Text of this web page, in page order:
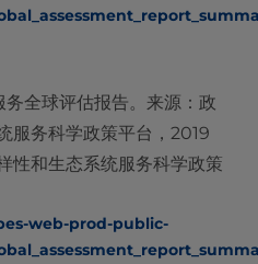
全球评估报告。来源：政
服务科学政策平台，2019
性和生态系统服务科学政策
web-prod-public-